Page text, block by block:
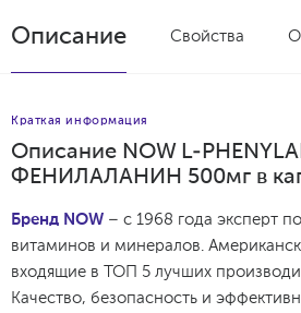
Описание Свойства
Краткая информация
Описание NOW L-
ФЕНИЛАЛАНИН 500мг в
Бренд NOW – с 1968 года эксперт
витаминов и минералов.
входящие в ТОП 5 лучших
Качество, безопасность и